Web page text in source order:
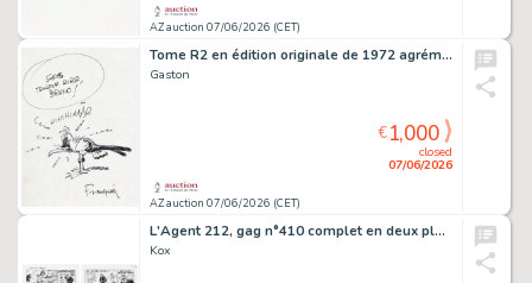
AZ auction 07/06/2026 (CET)
Tome R2 en édition originale de 1972 agrémenté…
Gaston
AZ auction 07/06/2026 (CET)
closed
07/06/2026
€1,000
L'Agent 212, gag n°410 complet en deux planches…
Kox